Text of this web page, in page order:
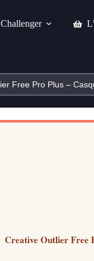
Challenger
Creative Outlier Free